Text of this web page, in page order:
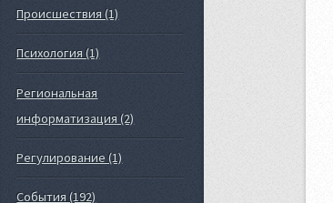
Происшествия (1)
Психология (1)
Региональная
информатизация (2)
Регулирование (1)
События (192)